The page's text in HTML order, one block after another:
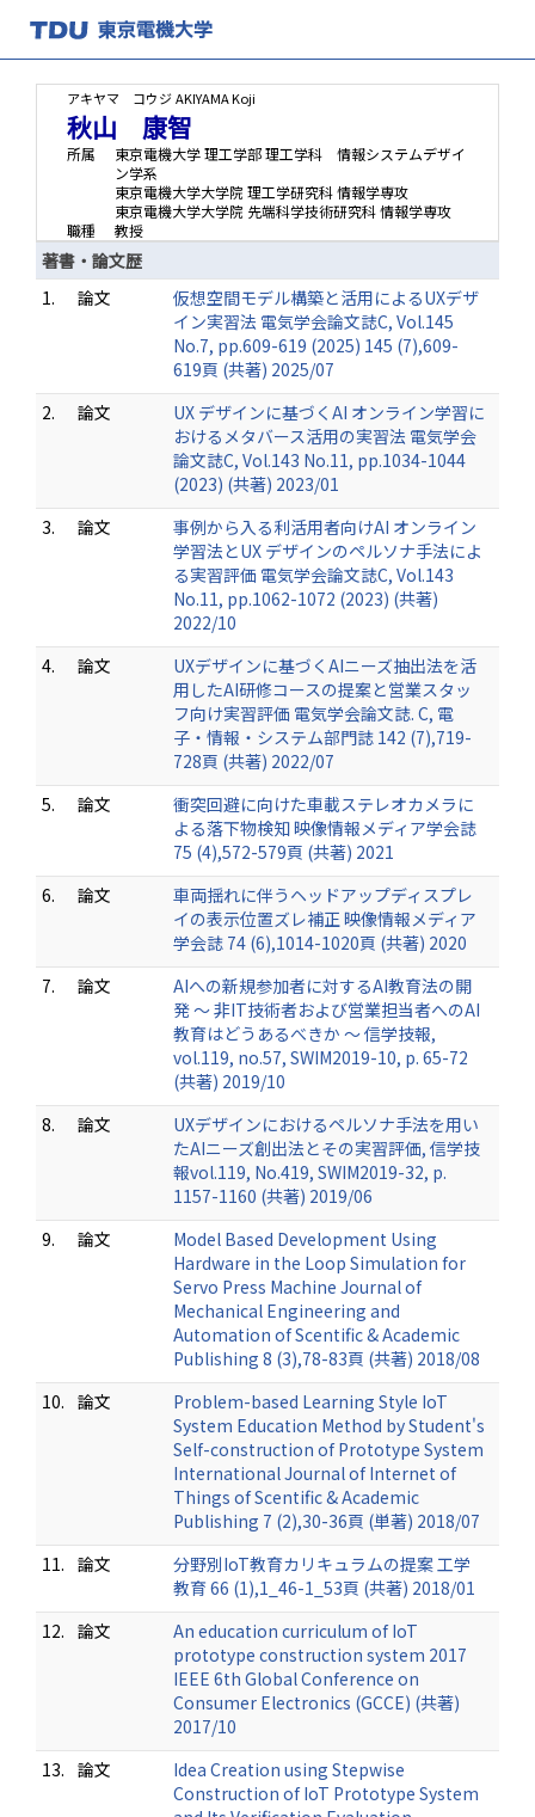
アキヤマ コウジAKIYAMA Koji
秋山 康智
所属
東京電機大学 理工学部 理工学科 情報システムデザイ
ン学系
東京電機大学大学院 理工学研究科 情報学専攻
東京電機大学大学院 先端科学技術研究科 情報学専攻
職種
教授
著書・論文歴
1.
論文
仮想空間モデル構築と活用によるUXデザ
イン実習法 電気学会論文誌C, Vol.145
No.7, pp.609-619 (2025) 145 (7),609-
619頁 (共著) 2025/07
2.
論文
UX デザインに基づくAI オンライン学習に
おけるメタバース活用の実習法 電気学会
論文誌C, Vol.143 No.11, pp.1034-1044
(2023) (共著) 2023/01
3.
論文
事例から入る利活用者向けAI オンライン
学習法とUX デザインのペルソナ手法によ
る実習評価 電気学会論文誌C, Vol.143
No.11, pp.1062-1072 (2023) (共著)
2022/10
4.
論文
UXデザインに基づくAIニーズ抽出法を活
用したAI研修コースの提案と営業スタッ
フ向け実習評価 電気学会論文誌. C, 電
子・情報・システム部門誌 142 (7),719-
728頁 (共著) 2022/07
5.
論文
衝突回避に向けた車載ステレオカメラに
よる落下物検知 映像情報メディア学会誌
75 (4),572-579頁 (共著) 2021
6.
論文
車両揺れに伴うヘッドアップディスプレ
イの表示位置ズレ補正 映像情報メディア
学会誌 74 (6),1014-1020頁 (共著) 2020
7.
論文
AIへの新規参加者に対するAI教育法の開
発 ～ 非IT技術者および営業担当者へのAI
教育はどうあるべきか ～ 信学技報,
vol.119, no.57, SWIM2019-10, p. 65-72
(共著) 2019/10
8.
論文
UXデザインにおけるペルソナ手法を用い
たAIニーズ創出法とその実習評価, 信学技
報vol.119, No.419, SWIM2019-32, p.
1157-1160 (共著) 2019/06
9.
論文
Model Based Development Using
Hardware in the Loop Simulation for
Servo Press Machine Journal of
Mechanical Engineering and
Automation of Scentific & Academic
Publishing 8 (3),78-83頁 (共著) 2018/08
10. 論文
Problem-based Learning Style IoT
System Education Method by Student's
Self-construction of Prototype System
International Journal of Internet of
Things of Scentific & Academic
Publishing 7 (2),30-36頁 (単著) 2018/07
11. 論文
分野別IoT教育カリキュラムの提案 工学
教育 66 (1),1_46-1_53頁 (共著) 2018/01
12. 論文
An education curriculum of IoT
prototype construction system 2017
IEEE 6th Global Conference on
Consumer Electronics (GCCE) (共著)
2017/10
13. 論文
Idea Creation using Stepwise
Construction of IoT Prototype System